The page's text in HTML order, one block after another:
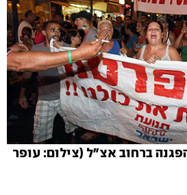
ברחוב אצ"ל (צילום: עופר